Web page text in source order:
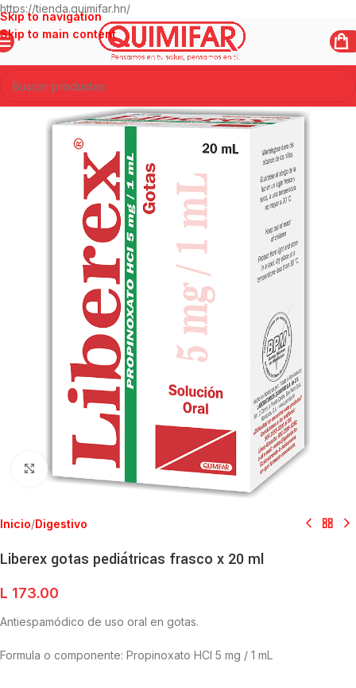
https://tienda.quimifar.hn/
Skip to navigation
Skip to main content
Clic para ampliar
Inicio/Digestivo
Liberex gotas pediátricas frasco x 20 ml
L 173.00
Antiespamódico de uso oral en gotas.
Formula o componente: Propinoxato HCl 5 mg / 1 mL